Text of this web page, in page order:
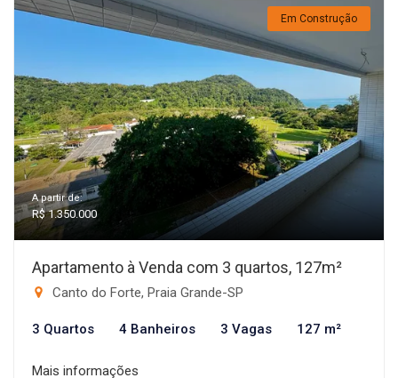
Em Construção
A partir de:
R$ 1.350.000
Apartamento à Venda com 3 quartos, 127m²
Canto do Forte, Praia Grande-SP
3 Quartos 4 Banheiros 3 Vagas 127 m²
Mais informações